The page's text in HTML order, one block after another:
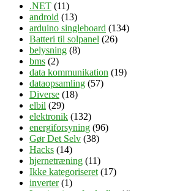
.NET (11)
android (13)
arduino singleboard (134)
Batteri til solpanel (26)
belysning (8)
bms (2)
data kommunikation (19)
dataopsamling (57)
Diverse (18)
elbil (29)
elektronik (132)
energiforsyning (96)
Gør Det Selv (38)
Hacks (14)
hjernetræning (11)
Ikke kategoriseret(17)
inverter(1)